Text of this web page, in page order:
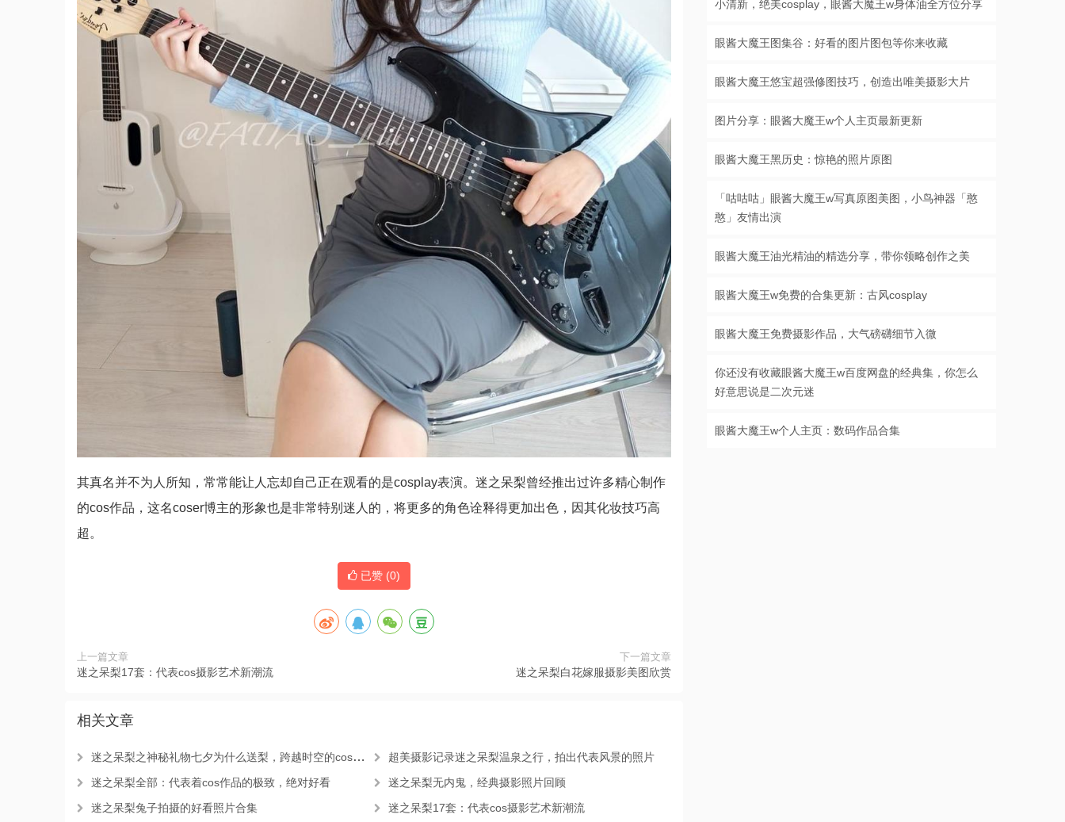
其真名并不为人所知，常常能让人忘却自己正在观看的是cosplay表演。迷之呆梨曾经推出过许多精心制作
的cos作品，这名coser博主的形象也是非常特别迷人的，将更多的角色诠释得更加出色，因其化妆技巧高
超。
已赞 (0)
上一篇文章
迷之呆梨17套：代表cos摄影艺术新潮流
下一篇文章
迷之呆梨白花嫁服摄影美图欣赏
相关文章
迷之呆梨之神秘礼物七夕为什么送梨，跨越时空的cos作品，惊艳到你极限
超美摄影记录迷之呆梨温泉之行，拍出代表风景的照片
迷之呆梨全部：代表着cos作品的极致，绝对好看
迷之呆梨无内鬼，经典摄影照片回顾
迷之呆梨兔子拍摄的好看照片合集
迷之呆梨17套：代表cos摄影艺术新潮流
小清新，绝美cosplay，眼酱大魔王w身体油全方位分享
眼酱大魔王图集谷：好看的图片图包等你来收藏
眼酱大魔王悠宝超强修图技巧，创造出唯美摄影大片
图片分享：眼酱大魔王w个人主页最新更新
眼酱大魔王黑历史：惊艳的照片原图
「咕咕咕」眼酱大魔王w写真原图美图，小鸟神器「憨
憨」友情出演
眼酱大魔王油光精油的精选分享，带你领略创作之美
眼酱大魔王w免费的合集更新：古风cosplay
眼酱大魔王免费摄影作品，大气磅礴细节入微
你还没有收藏眼酱大魔王w百度网盘的经典集，你怎么
好意思说是二次元迷
眼酱大魔王w个人主页：数码作品合集